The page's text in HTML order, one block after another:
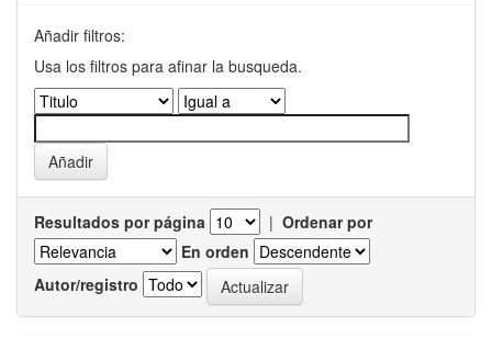
Añadir filtros:
Usa los filtros para afinar la busqueda.
Resultados por página | Ordenar por
En orden
Autor/registro